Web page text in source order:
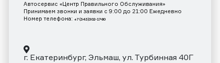
Автосервис «Центр Правильного Обслуживания»
Принимаем звонки и заявки с 9:00 до 21:00 Ежедневно
Номер телефона: +7 (343)302-17-80
г. Екатеринбург, Эльмаш, ул. Турбинная 40Г